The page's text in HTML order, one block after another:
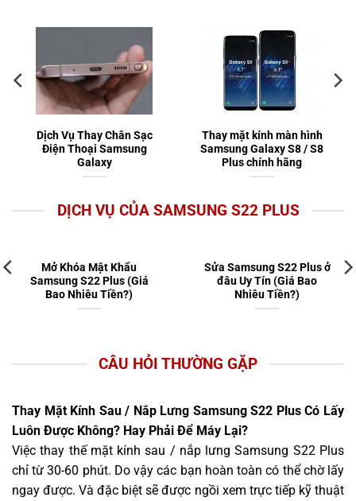
Dịch Vụ Thay Chân Sạc
Điện Thoại Samsung
Galaxy
Thay mặt kính màn hình
Samsung Galaxy S8 / S8
Plus chính hãng
DỊCH VỤ CỦA SAMSUNG S22 PLUS
Mở Khóa Mật Khẩu
Samsung S22 Plus (Giá
Bao Nhiêu Tiền?)
Sửa Samsung S22 Plus ở
đâu Uy Tín (Giá Bao
Nhiêu Tiền?)
CÂU HỎI THƯỜNG GẶP
Thay Mặt Kính Sau / Nắp Lưng Samsung S22 Plus Có Lấy
Luôn Được Không? Hay Phải Để Máy Lại?
Việc thay thế mặt kính sau / nắp lưng Samsung S22 Plus
chỉ từ 30-60 phút. Do vậy các bạn hoàn toàn có thể chờ lấy
ngay được. Và đặc biệt sẽ được ngồi xem trực tiếp kỹ thuật